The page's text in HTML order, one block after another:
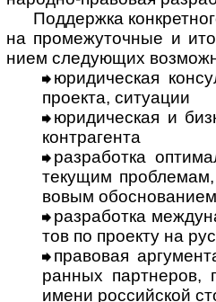
Поддержка
на про­ме­жу­точ­ные и
нием сле­дую­щих
юридическая
про­екта, ситу­ации
юридическая и
контр­агента
разработка
текущим
во­вым обо­сно­ванием
разработка
тов по про­екту на
правовая
ран­ных парт­неров,
имени рос­сий­ской